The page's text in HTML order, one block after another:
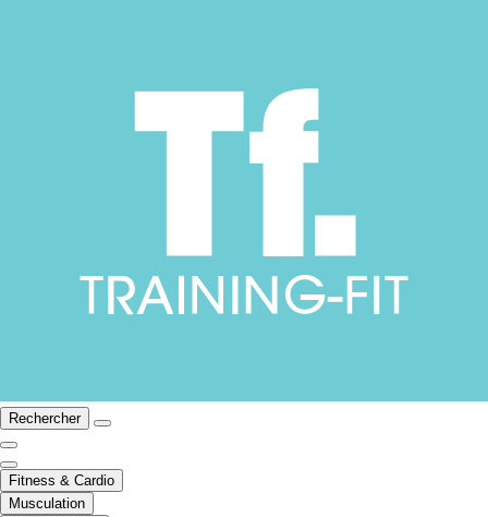
Rechercher
Fitness & Cardio
Musculation